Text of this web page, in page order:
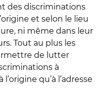
des discriminations
et selon le lieu
ni même dans leur
Tout au plus les
de lutter
à
qu’à l’adresse